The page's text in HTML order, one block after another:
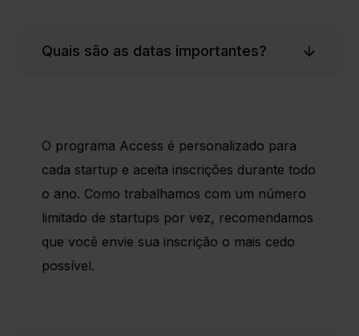
Quais são as datas importantes?
O programa Access é personalizado para
cada startup e aceita inscrições durante todo
o ano. Como trabalhamos com um número
limitado de startups por vez, recomendamos
que você envie sua inscrição o mais cedo
possível.